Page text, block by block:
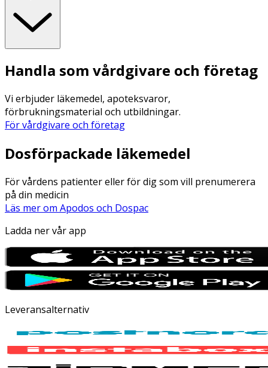
Handla som vårdgivare och företag
Vi erbjuder läkemedel, apoteksvaror,
förbrukningsmaterial och utbildningar.
För vårdgivare och företag
Dosförpackade läkemedel
För vårdens patienter eller för dig som vill prenumerera
på din medicin
Läs mer om Apodos och Dospac
Ladda ner vår app
Leveransalternativ